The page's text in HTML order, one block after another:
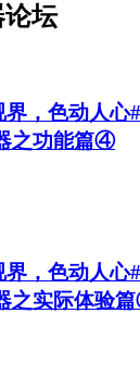
论坛
界，色动人心
之功能篇④
界，色动人心
之实际体验